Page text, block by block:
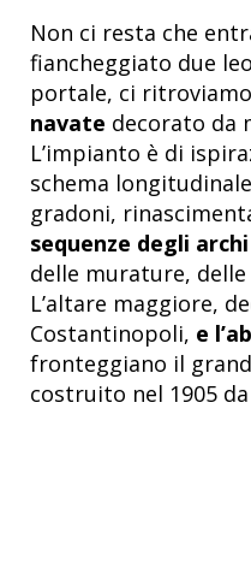
Non ci resta che
fiancheggiato due
portale, ci
navate decorato da
L’impianto è di
schema
gradoni,
sequenze degli archi
delle murature,
L’altare maggiore,
Costantinopoli, e
fronteggiano il
costruito nel 1905 da